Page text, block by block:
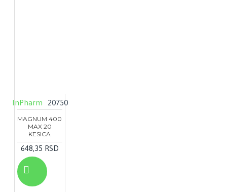
InPharm 20750
MAGNUM 400
MAX 20
KESICA
648,35 RSD